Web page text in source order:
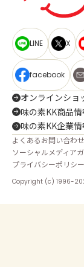
LINE X
facebook
オンラインショ
味の素KK商品
味の素KK企業
よくあるお問い合わせ
ソーシャルメディア
プライバシーポリシー
Copyright (c) 1996-